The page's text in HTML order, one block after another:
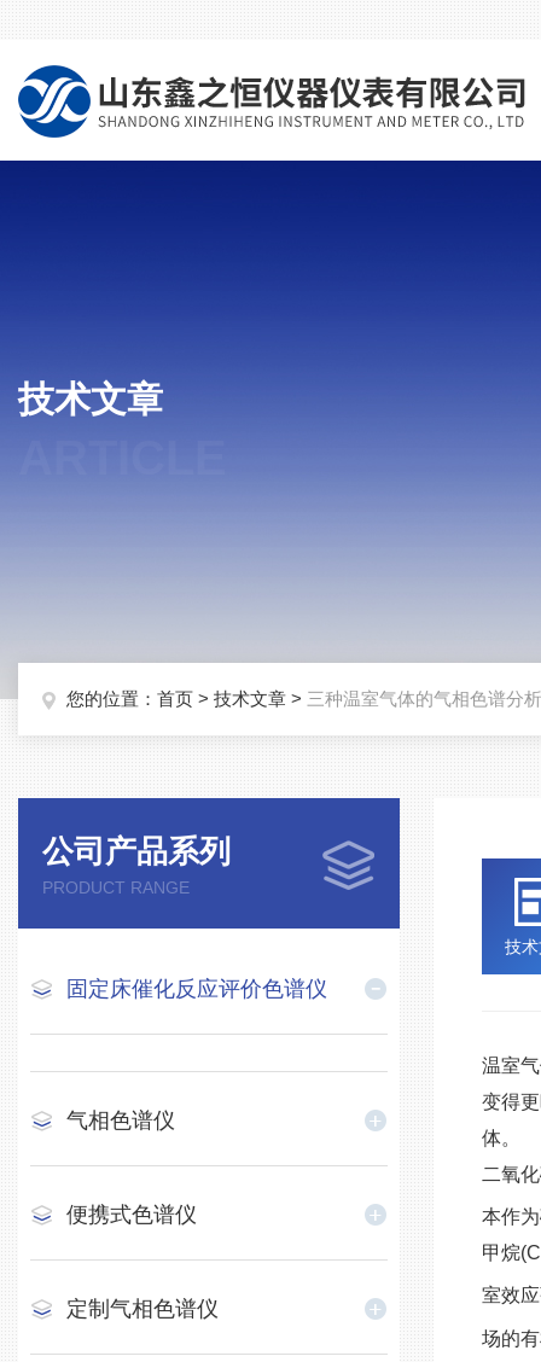
技术文章
您的位置： 首页 > 技术文章 > 三种温室气体的气相色谱分
公司产品系列
PRODUCT RANGE
固定床催化反应评价色谱仪
气相色谱仪
便携式色谱仪
定制气相色谱仪
技
温室
变得
体。
二氧
本作
甲烷
室效
场的